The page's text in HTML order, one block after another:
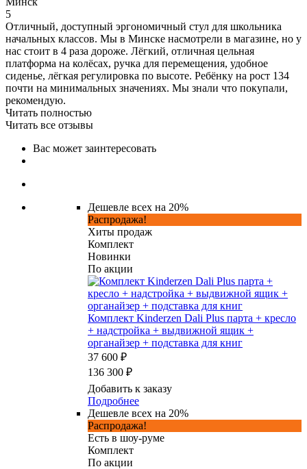
5
Отличный, доступный эргономичный стул для школьника
начальных классов. Мы в Минске насмотрели в магазине, но у
нас стоит в 4 раза дороже. Лёгкий, отличная цельная
платформа на колёсах, ручка для перемещения, удобное
сиденье, лёгкая регулировка по высоте. Ребёнку на рост 134
почти на минимальных значениях. Мы знали что покупали,
рекомендую.
Читать полностью
Читать все отзывы
Вас может заинтересовать
Дешевле всех на 20%
Распродажа!
Хиты продаж
Комплект
Новинки
По акции
Комплект Kinderzen Dali Plus парта + кресло
+ надстройка + выдвижной ящик +
органайзер + подставка для книг
37 600 ₽
136 300 ₽
Добавить к заказу
Подробнее
Дешевле всех на 20%
Распродажа!
Есть в шоу-руме
Комплект
По акции